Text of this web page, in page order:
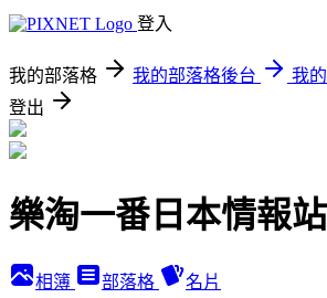
登入
我的部落格 我的部落格後台
我
登出
樂淘一番日本情報站
相簿 部落格 名片